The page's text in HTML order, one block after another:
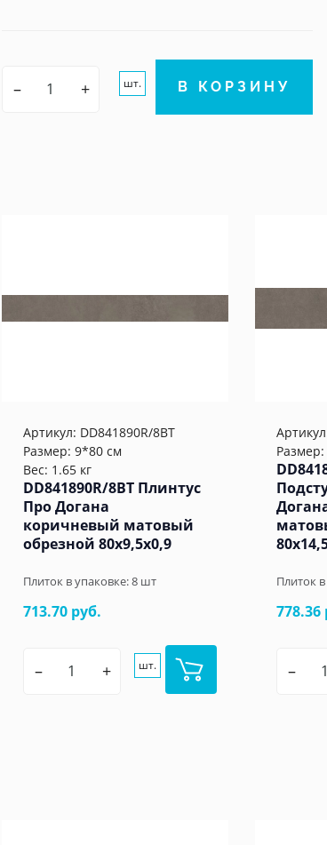
– + шт. В КОРЗИНУ
Артикул: DD841890R/8BT
Размер: 9*80 см
Вес: 1.65 кг
DD841890R/8BT Плинтус
Про Догана
коричневый матовый
обрезной 80x9,5x0,9
Плиток в упаковке:8 шт
713.70 руб.
– + шт.
Плиток
778.36
–